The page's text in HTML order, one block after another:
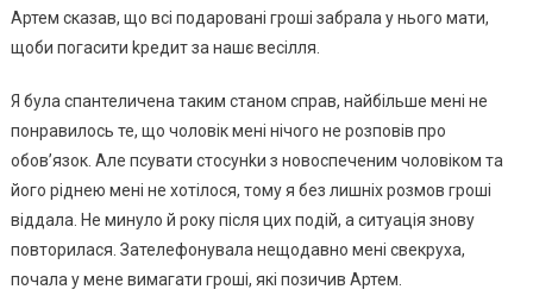
Артем сказав, що всі подаровані гроші забрала у нього мати,
щоби погасити kредит за нашє весілля.
Я була спантеличена таким станом справ, найбільше мені не
понравилось те, що чоловік мені нічого не розповів про
обов’язок. Але псувати стосунkи з новоспеченим чоловіком та
його ріднею мені не хотілося, тому я без лишніх розмов гроші
віддала. Не минуло й року після цих подій, а ситуація знову
повторилася. Зателефонувала нещодавно мені свекруха,
почала у мене вимагати гроші, які позичив Артем.